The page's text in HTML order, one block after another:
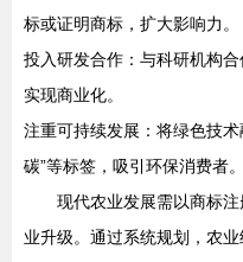
标或证明商标，扩大影响力。
投入研发合作：与科研机构
实现商业化。
注重可持续发展：将绿色技术
碳”等标签，吸引环保消费者。
现代农业发展需以商标
业升级。通过系统规划，农